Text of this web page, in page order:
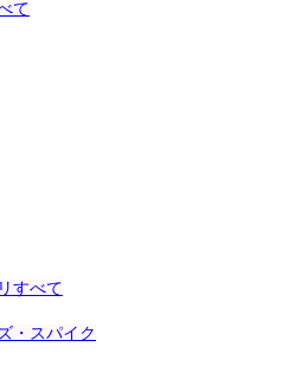
て
すべて
・スパイク